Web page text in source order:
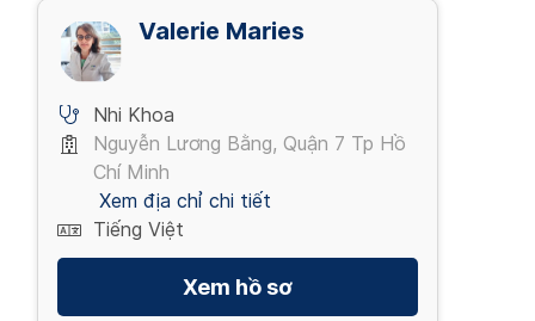
Valerie Maries
Nhi Khoa
Nguyễn Lương Bằng, Quận 7 Tp Hồ
Chí Minh
Xem địa chỉ chi tiết
Tiếng Việt
Xem hồ sơ